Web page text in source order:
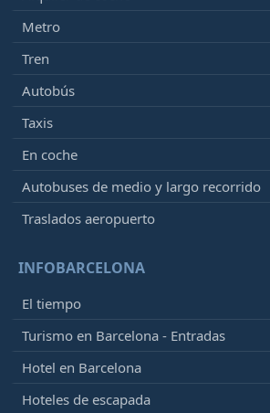
Metro
Tren
Autobús
Taxis
En coche
Autobuses de medio y largo recorrido
Traslados aeropuerto
INFOBARCELONA
El tiempo
Turismo en Barcelona - Entradas
Hotel en Barcelona
Hoteles de escapada